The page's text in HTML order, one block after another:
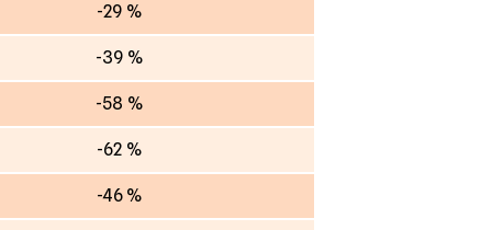
-29 %
-39 %
-58 %
-62 %
-46 %